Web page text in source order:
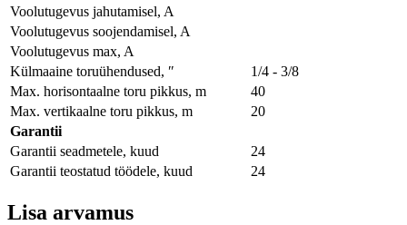
Voolutugevus jahutamisel, A
Voolutugevus soojendamisel, A
Voolutugevus max, A
Külmaaine toruühendused, ″
1/4 - 3/8
Max. horisontaalne toru pikkus, m
40
Max. vertikaalne toru pikkus, m
20
Garantii
Garantii seadmetele, kuud
24
Garantii teostatud töödele, kuud
24
Lisa arvamus